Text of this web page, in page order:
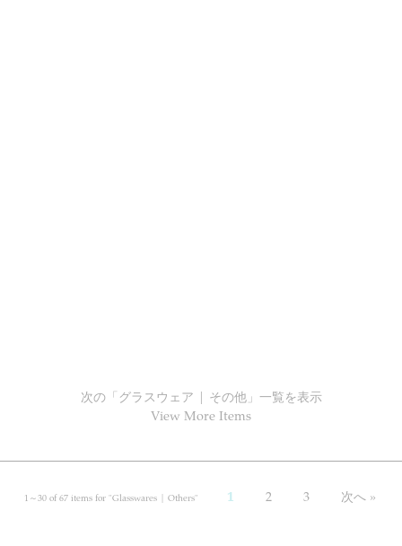
次の「グラスウェア | その他」一覧を表示
View More Items
1～30 of67 items for "Glasswares | Others" 1 2 3 次へ »